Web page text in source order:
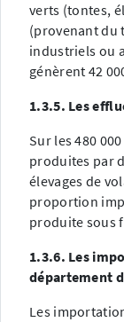
verts (tontes,
(provenant du
industriels ou
génèrent 42
1.3.5. Les
Sur les 480
produites par
élevages de
proportion
produite sous
1.3.6. Les
département
Les